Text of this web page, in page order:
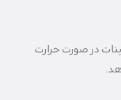
در صورت حرارت